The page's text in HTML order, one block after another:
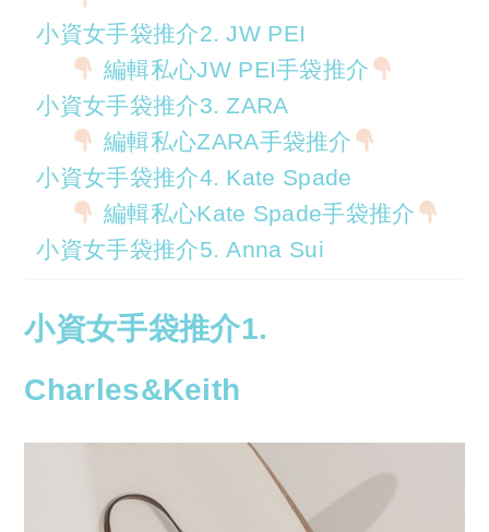
小資女手袋推介2. JW PEI
編輯私心JW PEI手袋推介
小資女手袋推介3. ZARA
編輯私心ZARA手袋推介
小資女手袋推介4. Kate Spade
編輯私心Kate Spade手袋推介
小資女手袋推介5. Anna Sui
小資女手袋推介1.
Charles&Keith